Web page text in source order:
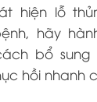
hiện lỗ
hãy
bổ
hồi nhanh